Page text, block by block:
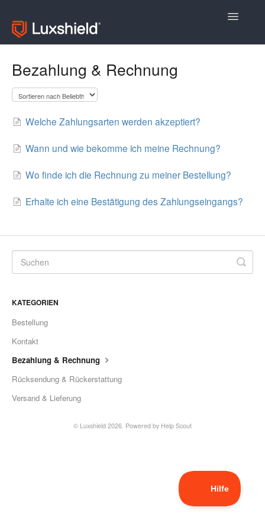
Toggle
Fragen zu Produkten
Bezahlung & Rechnung
Welche Zahlungsarten werden akzeptiert?
Wann und wie bekomme ich meine Rechnung?
Wo finde ich die Rechnung zu meiner Bestellung?
Erhalte ich eine Bestätigung des Zahlungseingangs?
KATEGORIEN
Bestellung
Kontakt
Bezahlung & Rechnung
Rücksendung & Rückerstattung
Versand & Lieferung
© Luxshield 2026. Powered by Help Scout